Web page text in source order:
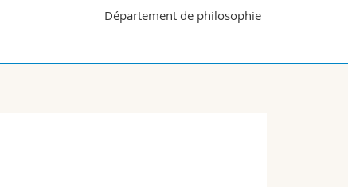
Bibliothèques
Programme des cours
Département de philosophie